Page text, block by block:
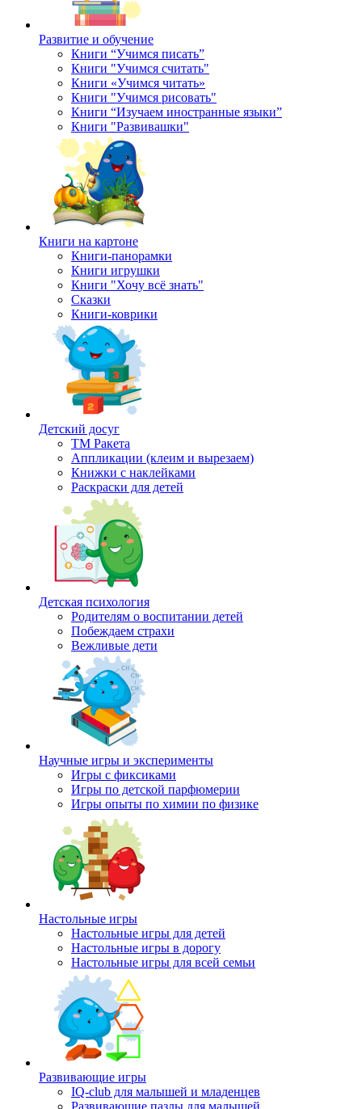
Развитие и обучение
Книги “Учимся писать”
Книги "Учимся считать"
Книги «Учимся читать»
Книги "Учимся рисовать"
Книги “Изучаем иностранные языки”
Книги "Развивашки"
Книги на картоне
Книги-панорамки
Книги игрушки
Книги "Хочу всё знать"
Сказки
Книги-коврики
Детский досуг
ТМ Ракета
Аппликации (клеим и вырезаем)
Книжки с наклейками
Раскраски для детей
Детская психология
Родителям о воспитании детей
Побеждаем страхи
Вежливые дети
Научные игры и эксперименты
Игры с фиксиками
Игры по детской парфюмерии
Игры опыты по химии по физике
Настольные игры
Настольные игры для детей
Настольные игры в дорогу
Настольные игры для всей семьи
Развивающие игры
IQ-club для малышей и младенцев
Развивающие пазлы для малышей